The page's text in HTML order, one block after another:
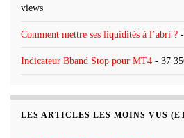
views
Comment mettre ses liquidités à l’abri ?
Indicateur Bband Stop pour MT4 - 37
LES ARTICLES LES MOINS VUS